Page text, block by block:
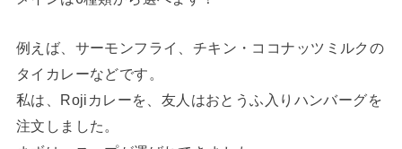
例えば、サーモンフライ、チキン・ココナッツミルクの
タイカレーなどです。
私は、Rojiカレーを、友人はおとうふ入りハンバーグを
注文しました。